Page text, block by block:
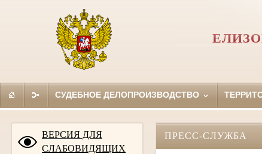
СУДЕБНОЕ ДЕЛОПРОИЗВОДСТВО
ВЕРСИЯ ДЛЯ
СЛАБОВИДЯЩИХ
ПРЕСС-СЛУЖБА